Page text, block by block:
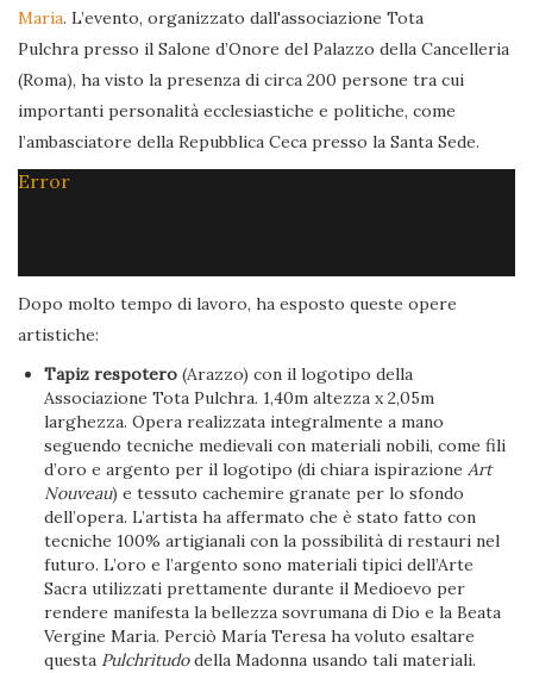
Maria. L’evento, organizzato dall'associazione Tota
Pulchra presso il Salone d’Onore del Palazzo della Cancelleria
(Roma), ha visto la presenza di circa 200 persone tra cui
importanti personalità ecclesiastiche e politiche, come
l’ambasciatore della Repubblica Ceca presso la Santa Sede.
Error
Dopo molto tempo di lavoro, ha esposto queste opere
artistiche:
Tapiz respotero (Arazzo) con il logotipo della
Associazione Tota Pulchra. 1,40m altezza x 2,05m
larghezza. Opera realizzata integralmente a mano
seguendo tecniche medievali con materiali nobili, come fili
d’oro e argento per il logotipo (di chiara ispirazioneArt
Nouveau) e tessuto cachemire granate per lo sfondo
dell’opera. L’artista ha affermato che è stato fatto con
tecniche 100% artigianali con la possibilità di restauri nel
futuro. L’oro e l’argento sono materiali tipici dell’Arte
Sacra utilizzati prettamente durante il Medioevo per
rendere manifesta la bellezza sovrumana di Dio e la Beata
Vergine Maria. Perciò María Teresa ha voluto esaltare
questa Pulchritudodella Madonna usando tali materiali.